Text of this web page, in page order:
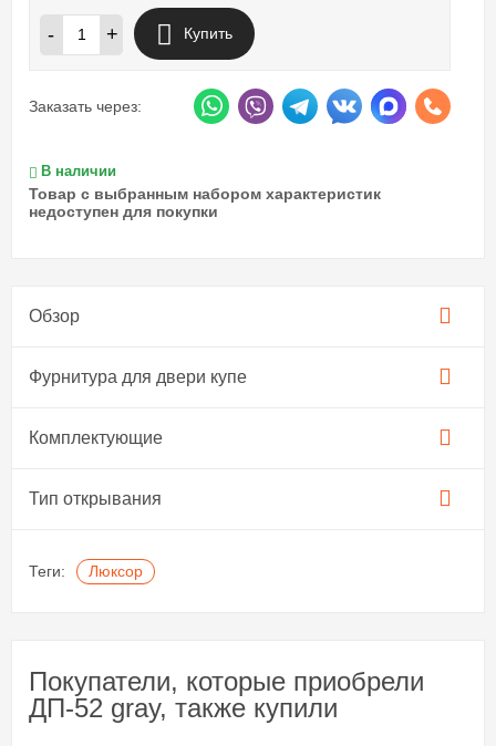
- + Купить
Заказать через:
В наличии
Товар с выбранным набором характеристик
недоступен для покупки
Обзор
Фурнитура для двери купе​
Комплектующие
Тип открывания
Теги: Люксор
Покупатели, которые приобрели
ДП-52 gray, также купили